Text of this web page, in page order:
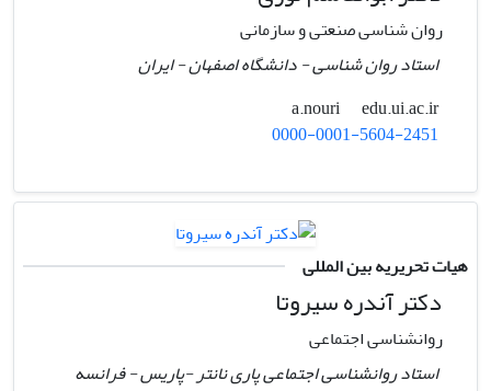
روان شناسی صنعتی و سازمانی
استاد روان شناسی - دانشگاه اصفهان - ایران
a.nouri
edu.ui.ac.ir
0000-0001-5604-2451
هیات تحریریه بین المللی
دکتر آندره سیروتا
روانشناسی اجتماعی
استاد روانشناسی اجتماعی پاری نانتر -پاریس - فرانسه